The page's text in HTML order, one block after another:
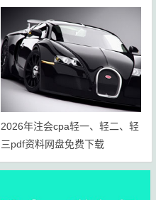
2026年注会cpa轻一、轻二、轻
三pdf资料网盘免费下载